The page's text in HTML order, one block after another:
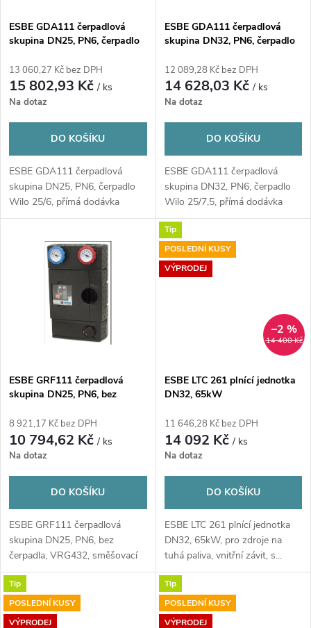
p
r
o
u
k
s
p
r
o
d
u
k
ESBE GDA111 čerpadlová
skupina DN25, PN6, čerpadlo
13 060,27 Kč bez DPH
15 802,93 Kč/ ks
Na dotaz
DO KOŠÍKU
ESBE GDA111 čerpadlová
skupina DN25, PN6, čerpadlo
Wilo 25/6, přímá dodávka
ESBE GDA111 čerpadlová
skupina DN32, PN6, čerpadlo
12 089,28 Kč bez DPH
14 628,03 Kč/ ks
Na dotaz
DO KOŠÍKU
ESBE GDA111 čerpadlová
skupina DN32, PN6, čerpadlo
Wilo 25/7,5, přímá dodávka
ESBE GRF111 čerpadlová
skupina DN25, PN6, bez
funkce
8 921,17 Kč bez DPH
10 794,62 Kč/ ks
Na dotaz
DO KOŠÍKU
ESBE GRF111 čerpadlová
skupina DN25, PN6, bez
čerpadla, VRG432, směšovací
funkce
Tip
POSLEDNÍ KUSY
VÝPRODEJ
14 400 Kč
–2 %
ESBE LTC 261 plnící jednotka
DN32, 65kW
11 646,28 Kč bez DPH
14 092 Kč/ ks
Na dotaz
DO KOŠÍKU
ESBE LTC 261 plnící jednotka
DN32, 65kW, pro zdroje na
tuhá paliva, vnitřní závit, s...
Tip
POSLEDNÍ KUSY
VÝPRODEJ
Tip
POSLEDNÍ KUSY
VÝPRODEJ